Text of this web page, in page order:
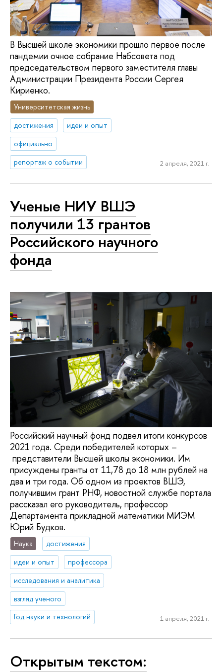
В Высшей школе экономики прошло первое после
пандемии очное собрание Набсовета под
председательством первого заместителя главы
Администрации Президента России Сергея
Кириенко.
Университетская жизнь
достижения
идеи и опыт
официально
репортаж о событии
2 апреля, 2021 г.
Ученые НИУ ВШЭ
получили 13 грантов
Российского научного
фонда
Российский научный фонд подвел итоги конкурсов
2021 года. Среди победителей которых –
представители Высшей школы экономики. Им
присуждены гранты от 11,78 до 18 млн рублей на
два и три года. Об одном из проектов ВШЭ,
получившим грант РНФ, новостной службе портала
рассказал его руководитель, профессор
Департамента прикладной математики МИЭМ
Юрий Будков.
Наука
достижения
идеи и опыт
профессора
исследования и аналитика
взгляд ученого
Год науки и технологий
1 апреля, 2021 г.
Открытым текстом: